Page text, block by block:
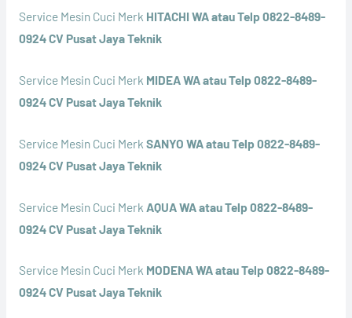
Service Mesin Cuci Merk HITACHI WA atau Telp 0822-8489-
0924 CV Pusat Jaya Teknik
Service Mesin Cuci Merk MIDEA WA atau Telp 0822-8489-
0924 CV Pusat Jaya Teknik
Service Mesin Cuci Merk SANYO WA atau Telp 0822-8489-
0924 CV Pusat Jaya Teknik
Service Mesin Cuci Merk AQUA WA atau Telp 0822-8489-
0924 CV Pusat Jaya Teknik
Service Mesin Cuci Merk MODENA WA atau Telp 0822-8489-
0924 CV Pusat Jaya Teknik